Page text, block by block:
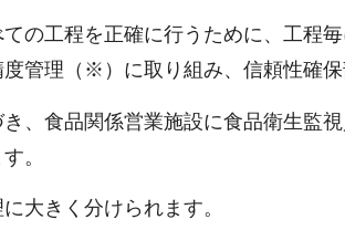
の工程を正確に行うために、工程
管理（※）に取り組み、信頼性確
、食品関係営業施設に食品衛生監
。
大きく分けられます。